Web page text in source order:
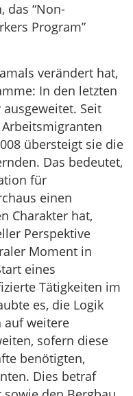
das “Non-
Program”
verändert hat,
In den letzten
Seit
übersteigt sie die
Das bedeutet,
für
einen
Charakter hat,
Perspektive
Moment in
eines
Tätigkeiten im
es, die Logik
weitere
sofern diese
benötigten,
Dies betraf